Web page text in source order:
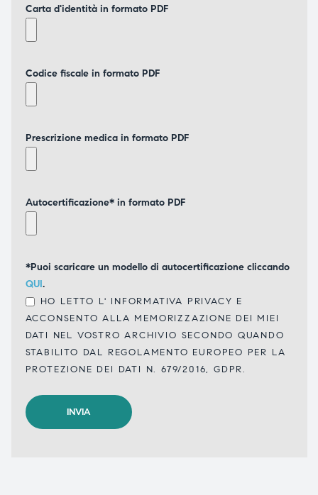
Carta d'identità in formato PDF
Codice fiscale in formato PDF
Prescrizione medica in formato PDF
Autocertificazione* in formato PDF
*Puoi scaricare un modello di autocertificazione cliccando
QUI.
HO LETTO L' INFORMATIVA PRIVACY E
ACCONSENTO ALLA MEMORIZZAZIONE DEI MIEI
DATI NEL VOSTRO ARCHIVIO SECONDO QUANDO
STABILITO DAL REGOLAMENTO EUROPEO PER LA
PROTEZIONE DEI DATI N. 679/2016, GDPR.